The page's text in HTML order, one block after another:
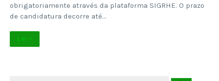
obrigatoriamente através da plataforma SIGRHE. O prazo
de candidatura decorre até…
Ler +